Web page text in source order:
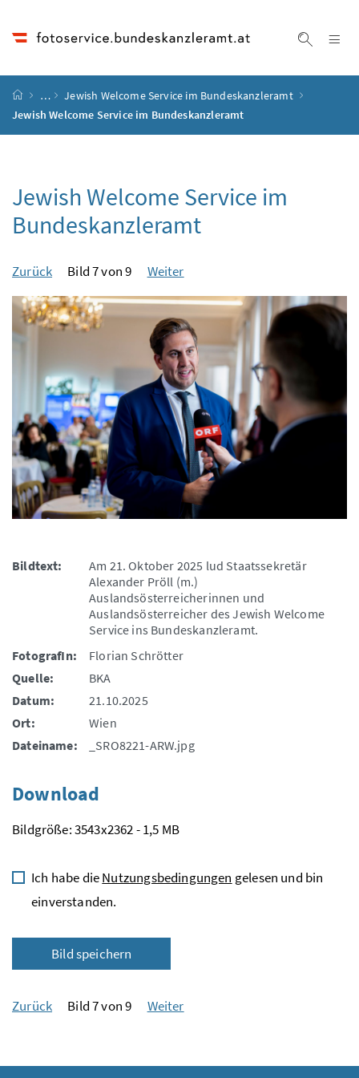
Startseite
…
Jewish Welcome Service im Bundeskanzleramt
Jewish Welcome Service im Bundeskanzleramt
Jewish Welcome Service im
Bundeskanzleramt
Zurück Bild 7 von 9 Weiter
Bildtext:
Am 21. Oktober 2025 lud Staatssekretär
Alexander Pröll (m.)
Auslandsösterreicherinnen und
Auslandsösterreicher des Jewish Welcome
Service ins Bundeskanzleramt.
FotografIn:
Florian Schrötter
Quelle:
BKA
Datum:
21.10.2025
Ort:
Wien
Dateiname:
_SRO8221-ARW.jpg
Download
Bildgröße: 3543x2362 - 1,5 MB
Ich habe dieNutzungsbedingungen gelesen und bin
einverstanden.
Bild speichern
Zurück Bild 7 von 9 Weiter